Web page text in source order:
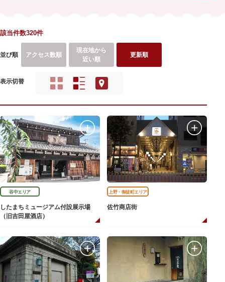
該当件数320件
並び順 アクセス数順
現在地から
近い順
更新順
表示切替
谷中エリア
したまちミュージアム付設展示場
（旧吉田屋酒店）
上野・御徒町エリア
佐竹商店街